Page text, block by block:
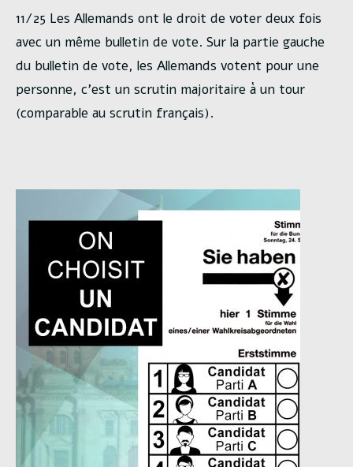
11/25 Les Allemands ont le droit de voter deux fois
avec un même bulletin de vote. Sur la partie gauche
du bulletin de vote, les Allemands votent pour une
personne, c’est un scrutin majoritaire à un tour
(comparable au scrutin français).